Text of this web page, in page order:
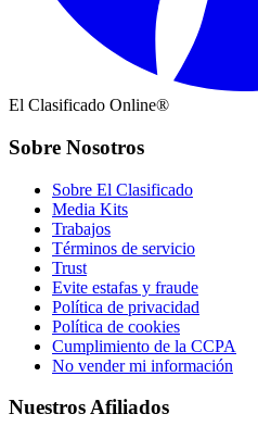
El Clasificado Online®
Sobre Nosotros
Sobre El Clasificado
Media Kits
Trabajos
Términos de servicio
Trust
Evite estafas y fraude
Política de privacidad
Política de cookies
Cumplimiento de la CCPA
No vender mi información
Nuestros Afiliados